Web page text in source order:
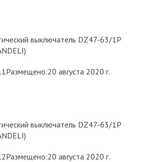
выключатель DZ47-63/1P
августа 2020 г.
выключатель DZ47-63/1P
августа 2020 г.